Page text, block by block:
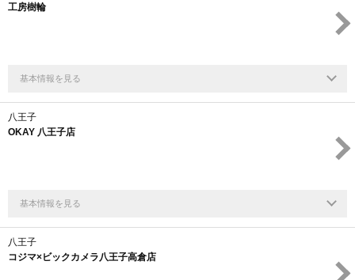
工房樹輪
基本情報を見る
八王子
OKAY 八王子店
基本情報を見る
八王子
コジマ×ビックカメラ八王子高倉店